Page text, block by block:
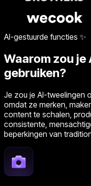
AI-gestuurde functies ✨
Waarom zou
gebruiken?
Je zou je AI-tweelingen
omdat ze merken,
content te schalen,
consistente,
beperkingen van